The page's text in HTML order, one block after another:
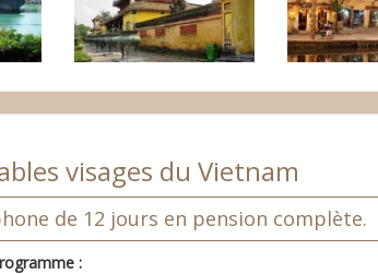
visages du Vietnam
de 12 jours en pension complète.
: